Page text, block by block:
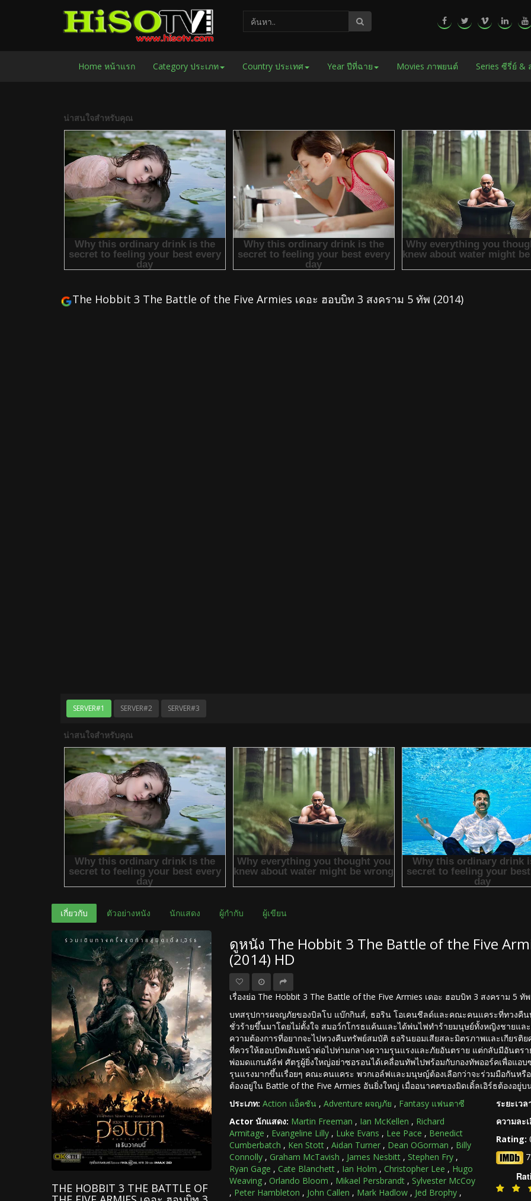
Home หน้าแรก Category ประเภท Country ประเทศ Year ปีที่ฉาย Movies ภาพยนต์ Series ซีรี่ย์ &
The Hobbit 3 The Battle of the Five Armies เดอะ ฮอบบิท 3 สงคราม 5 ทัพ (2014)
SERVER#1 SERVER#2 SERVER#3
เกี่ยวกับ ตัวอย่างหนัง นักแสดง ผู้กำกับ ผู้เขียน
THE HOBBIT 3 THE BATTLE OF
ดูหนัง The Hobbit 3 The Battle of the Five
(2014) HD
เรื่องย่อ The Hobbit 3 The Battle of the Five Armies เดอะ ฮอบบิท 3 สงคราม 5 ทั
บทสรุปการผจญภัยของบิลโบ แบ๊กกินส์, ธอริน โอเคนชีลด์และคณะคนแคระที่ทวงคื
ชั่วร้ายขึ้นมาโดยไม่ตั้งใจ สมอว์กโกรธแค้นและได้พ่นไฟทำร้ายมนุษย์ทั้งหญิงชายแล
ความต้องการที่อยากจะไปทวงคืนทรัพย์สมบัติ ธอรินยอมเสียสละมิตรภาพและเกียรติ
ที่ควรให้ฮอบบิทเดินหน้าต่อไปท่ามกลางความรุนแรงและภัยอันตราย แต่กลับมีอันตร
พ่อมดแกนดัล์ฟ ศัตรูผู้ยิ่งใหญ่อย่าซอรอนได้เคลื่อนทัพไปพร้อมกับกองทัพออร์คเพื่อแอ
รุนแรงมากขึ้นเรื่อยๆ คณะคนแคระ พวกเอล์ฟและมนุษญ์ต้องเลือกว่าจะร่วมมือกันหรื
ต้องอยู่ใน Battle of the Five Armies อันยิ่งใหญ่ เมื่ออนาคตของมิดเดิ้ลเอิร์ธต้องอยู่
ประเภท: Action แอ็คชัน , Adventure ผจญภัย , Fantasy แฟนตาซี
Actor นักแสดง: Martin Freeman , Ian McKellen , Richard
Armitage , Evangeline Lilly , Luke Evans , Lee Pace , Benedict
Cumberbatch , Ken Stott , Aidan Turner , Dean OGorman , Billy
Connolly , Graham McTavish , James Nesbitt , Stephen Fry ,
Ryan Gage , Cate Blanchett , Ian Holm , Christopher Lee , Hugo
Weaving , Orlando Bloom , Mikael Persbrandt , Sylvester McCoy
, Peter Hambleton , John Callen , Mark Hadlow , Jed Brophy ,
ระยะเวล
ความละ
Rating: